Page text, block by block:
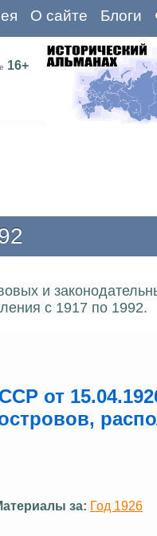
О сайте Блоги
16+
и
с 1917 по 1992.
от
за: Год 1926